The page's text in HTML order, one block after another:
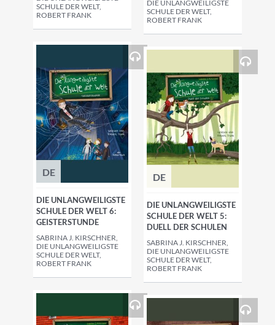
SCHULE DER WELT,
ROBERT FRANK
DIE UNLANGWEILIGSTE
SCHULE DER WELT,
ROBERT FRANK
DE
DIE UNLANGWEILIGSTE
SCHULE DER WELT 6:
GEISTERSTUNDE
SABRINA J. KIRSCHNER,
DIE UNLANGWEILIGSTE
SCHULE DER WELT,
ROBERT FRANK
DE
DIE UNLANGWEILIGSTE
SCHULE DER WELT 5:
DUELL DER SCHULEN
SABRINA J. KIRSCHNER,
DIE UNLANGWEILIGSTE
SCHULE DER WELT,
ROBERT FRANK